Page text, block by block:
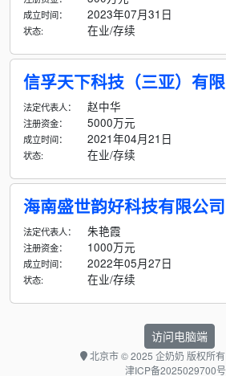
成立时间： 2023年07月31日
状态: 在业/存续
信孚天下科技（三亚）有
法定代表人： 赵中华
注册资金： 5000万元
成立时间： 2021年04月21日
状态: 在业/存续
海南盛世韵好科技有限公司
法定代表人： 朱艳霞
注册资金： 1000万元
成立时间： 2022年05月27日
状态: 在业/存续
访问电脑端
北京市© 2025 企奶奶 版权所有
津ICP备2025029700